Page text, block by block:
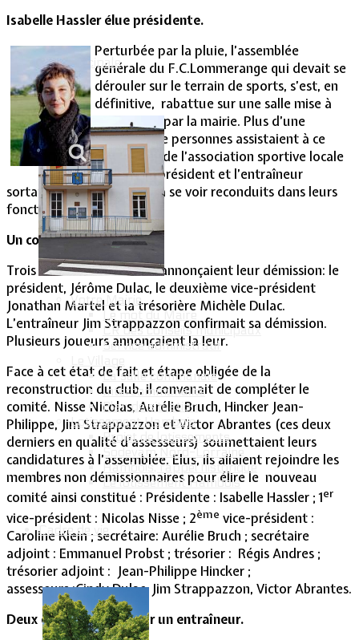
Vie Municipale
Votre Mairie
Le mot du Maire
CR des conseils municipaux
Service administratif
La salle communale
Intercommunalité
Plan de situation
Lotissement Hambois
Projet de lotissements
Sodevam Nord-Lorraine
Hambois, rappel historique
Le lotissement Hambois
Cadre de vie
Isabelle Hassler élue présidente.
Perturbée par la pluie, l’assemblée
générale du F.C.Lommerange qui devait se
dérouler sur le terrain de sports, s’est, en
définitive, rabattue sur une salle mise à
disposition par la mairie. Plus d’une
trentaine de personnes assistaient à ce
temps fort de l’association sportive locale
qui a vu le président et l’entraîneur
sortants renoncer chacun à se voir reconduits dans leurs
fonctions respectives.
Un comité renouvelé.
Trois membres du comité annonçaient leur démission: le
président, Jérôme Dulac, le deuxième vice-président
Jonathan Martel et la trésorière Michèle Dulac.
L’entraîneur Jim Strappazzon confirmait sa démission.
Plusieurs joueurs annonçaient la leur.
Face à cet état de fait et étape obligée de la
reconstruction du club, il convenait de compléter le
comité. Nisse Nicolas, Aurélie Bruch, Hincker Jean-
Philippe, Jim Strappazzon et Victor Abrantes (ces deux
derniers en qualité d’assesseurs) soumettaient leurs
candidatures à l’assemblée. Elus, ils allaient rejoindre les
membres non démissionnaires pour élire le nouveau
comité ainsi constitué : Présidente : Isabelle Hassler ; 1er
vice-président : Nicolas Nisse ; 2ème vice-président :
Caroline Klein ; secrétaire: Aurélie Bruch ; secrétaire
adjoint : Emmanuel Probst ; trésorier : Régis Andres ;
trésorier adjoint : Jean-Philippe Hincker ;
assesseurs :Cindy Dulac, Jim Strappazzon, Victor Abrantes.
Deux candidatures pour un entraîneur.